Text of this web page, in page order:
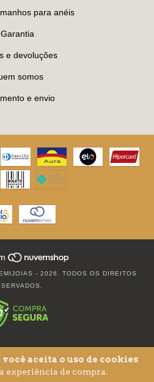
você aceita o uso de cookies
experiência de compra.
para anéis
Garantia
e devoluções
somos
e envio
- 2026. TODOS OS DIREITOS